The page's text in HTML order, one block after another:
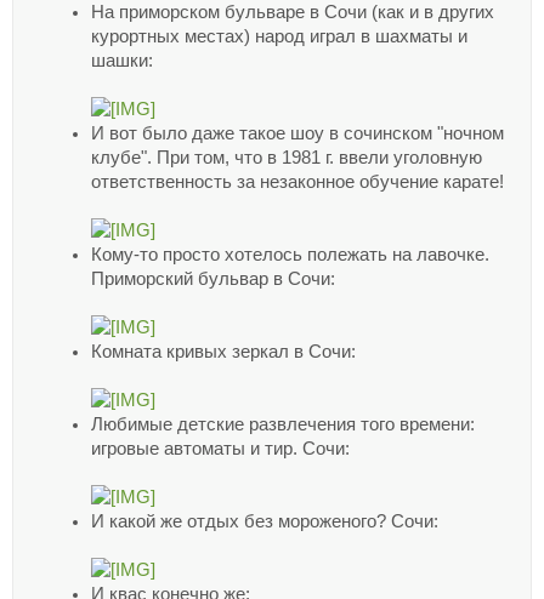
На приморском бульваре в Сочи (как и в других
курортных местах) народ играл в шахматы и
шашки:
И вот было даже такое шоу в сочинском "ночном
клубе". При том, что в 1981 г. ввели уголовную
ответственность за незаконное обучение карате!
Кому-то просто хотелось полежать на лавочке.
Приморский бульвар в Сочи:
Комната кривых зеркал в Сочи:
Любимые детские развлечения того времени:
игровые автоматы и тир. Сочи:
И какой же отдых без мороженого? Сочи:
И квас конечно же: